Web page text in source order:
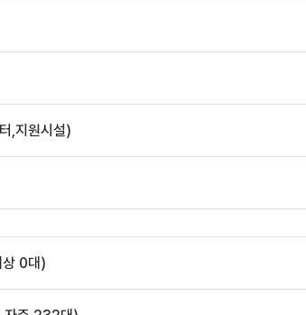
,지원시설)
상 0대)